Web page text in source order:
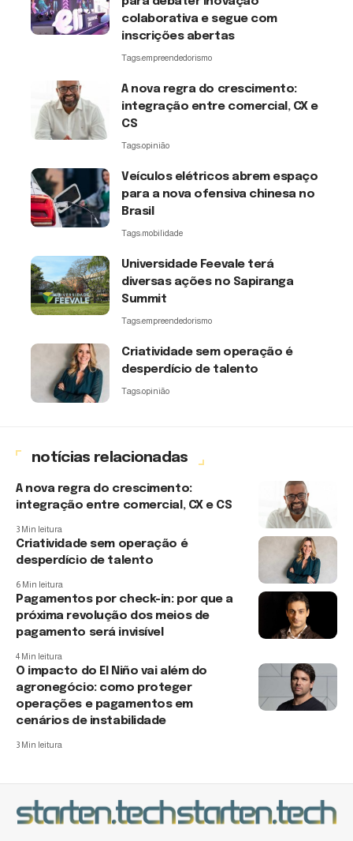
colaborativa e segue com
inscrições abertas
Tags:empreendedorismo
A nova regra do crescimento:
integração entre comercial, CX e
CS
Tags:opinião
Veículos elétricos abrem espaço
para a nova ofensiva chinesa no
Brasil
Tags:mobilidade
Universidade Feevale terá
diversas ações no Sapiranga
Summit
Tags:empreendedorismo
Criatividade sem operação é
desperdício de talento
Tags:opinião
notícias relacionadas
A nova regra do crescimento:
integração entre comercial, CX e CS
3 Min leitura
Criatividade sem operação é
desperdício de talento
6 Min leitura
Pagamentos por check-in: por que a
próxima revolução dos meios de
pagamento será invisível
4 Min leitura
O impacto do El Niño vai além do
agronegócio: como proteger
operações e pagamentos em
cenários de instabilidade
3 Min leitura